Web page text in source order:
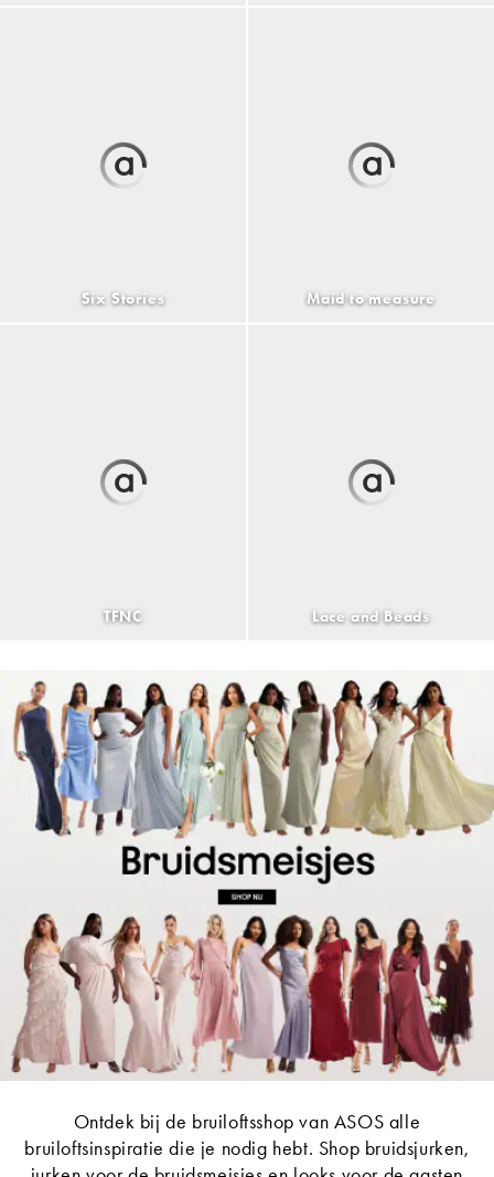
Six Stories Maid to measure
TFNC Lace and Beads
Ontdek bij de bruiloftsshop van ASOS alle
bruiloftsinspiratie die je nodig hebt. Shop bruidsjurken,